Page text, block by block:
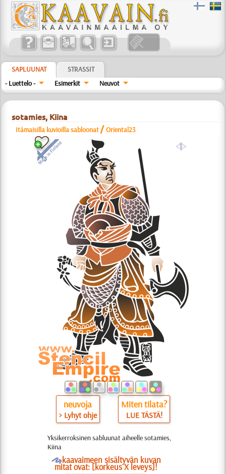
SAPLUUNAT
STRASSIT
- Luettelo -
Esimerkit Neuvot
sotamies, Kiina
Itämaisilla kuvioilla sabloonat /Oriental23
a
neuvoja
> Lyhyt ohje
Miten tilata?
LUE TÄSTÄ!
Yksikerroksinen sabluunat aiheelle sotamies,
Kiina
Okaavaimeen sisältyvän kuvan
mitat ovat: [korkeus X leveys]!